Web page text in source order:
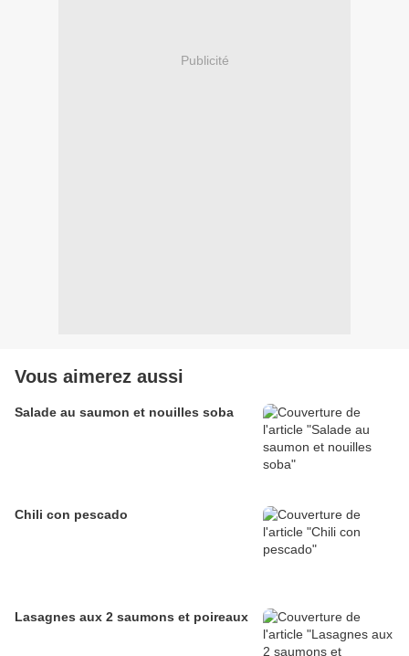
Publicité
Vous aimerez aussi
Salade au saumon et nouilles soba
Chili con pescado
Lasagnes aux 2 saumons et poireaux